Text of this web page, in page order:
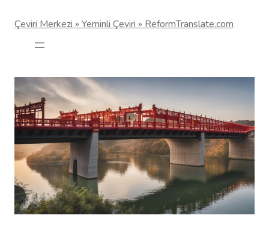
Çeviri Merkezi » Yeminli Çeviri » ReformTranslate.com